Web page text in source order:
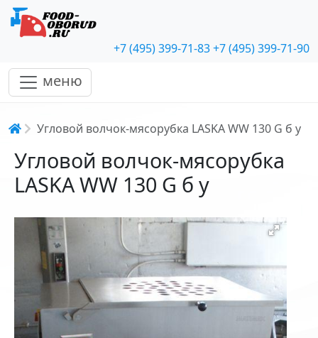
+7 (495) 399-71-83+7 (495) 399-71-90
меню
Строка навигации
Угловой волчок-мясорубка LASKA WW 130 G б у
Угловой волчок-мясорубка
LASKA WW 130 G б у